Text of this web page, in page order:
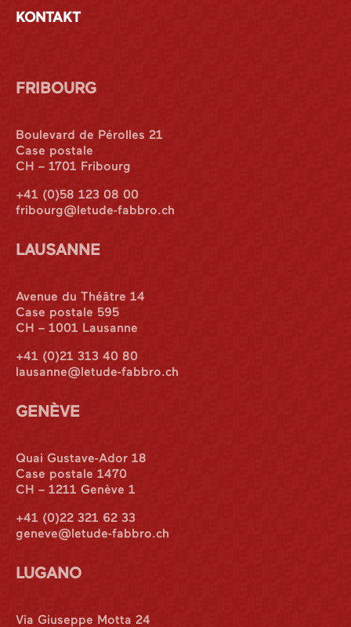
KONTAKT
FRIBOURG
Boulevard de Pérolles 21
Case postale
CH – 1701 Fribourg
+41 (0)58 123 08 00
fribourg@letude-fabbro.ch
LAUSANNE
Avenue du Théâtre 14
Case postale 595
CH – 1001 Lausanne
+41 (0)21 313 40 80
lausanne@letude-fabbro.ch
GENÈVE
Quai Gustave-Ador 18
Case postale 1470
CH – 1211 Genève 1
+41 (0)22 321 62 33
geneve@letude-fabbro.ch
LUGANO
Via Giuseppe Motta 24